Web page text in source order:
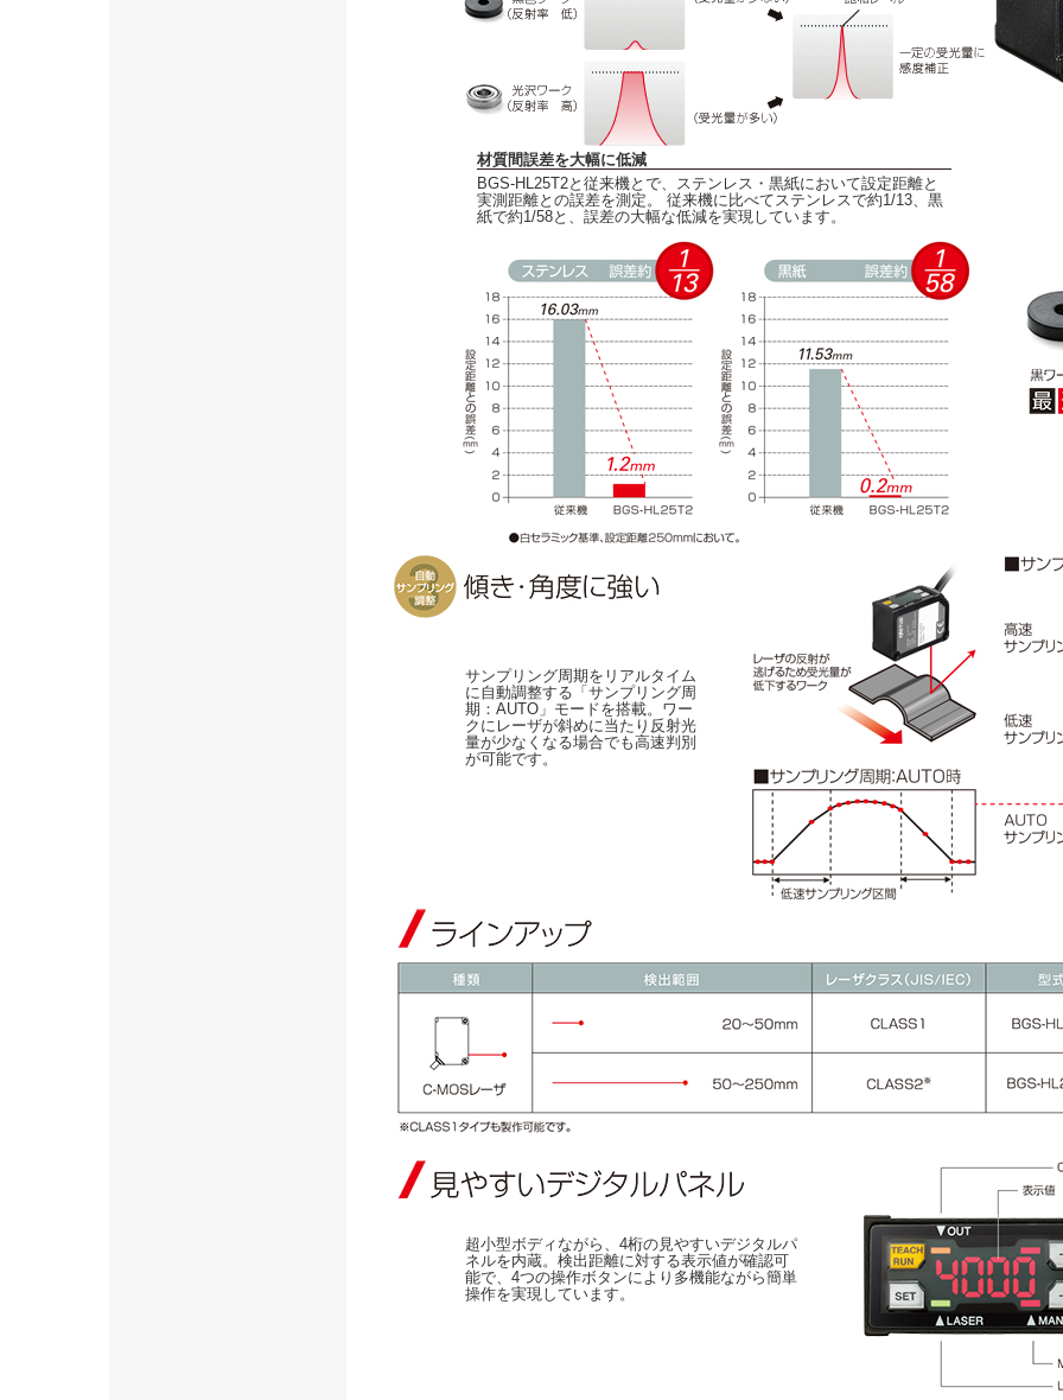
材質間誤差を大幅に低減
BGS-HL25T2と従来機とで、ステンレス・黒紙において設定距離と
実測距離との誤差を測定。 従来機に比べてステンレスで約1/13、黒
紙で約1/58と、誤差の大幅な低減を実現しています。
サンプリング周期をリアルタイム
に自動調整する「サンプリング周
期：AUTO」モードを搭載。ワー
クにレーザが斜めに当たり反射光
量が少なくなる場合でも高速判別
が可能です。
超小型ボディながら、4桁の見やすいデジタルパ
ネルを内蔵。検出距離に対する表示値が確認可
能で、4つの操作ボタンにより多機能ながら簡単
操作を実現しています。